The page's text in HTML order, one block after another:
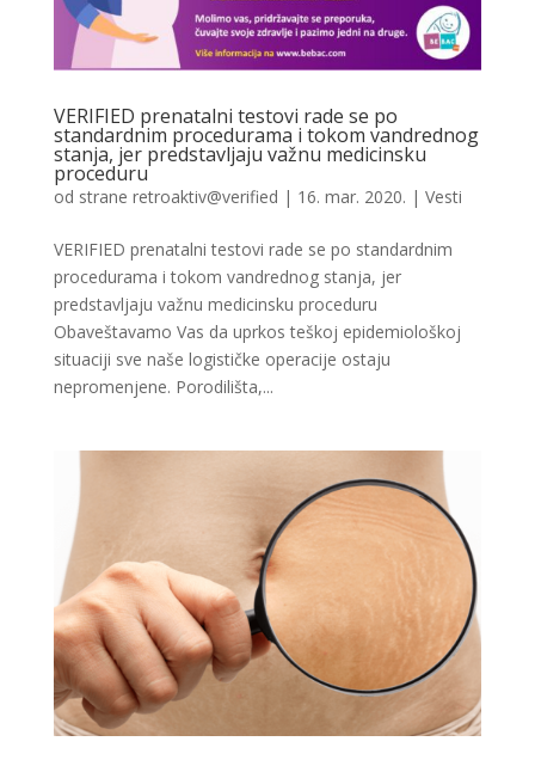
VERIFIED prenatalni testovi rade se po
standardnim procedurama i tokom vandrednog
stanja, jer predstavljaju važnu medicinsku
proceduru
od strane retroaktiv@verified | 16. mar. 2020. | Vesti
VERIFIED prenatalni testovi rade se po standardnim
procedurama i tokom vandrednog stanja, jer
predstavljaju važnu medicinsku proceduru
Obaveštavamo Vas da uprkos teškoj epidemiološkoj
situaciji sve naše logističke operacije ostaju
nepromenjene. Porodilišta,...